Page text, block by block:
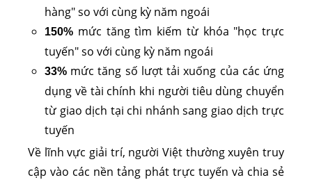
hàng" so với cùng kỳ năm ngoái
150% mức tăng tìm kiếm từ khóa "học trực
tuyến" so với cùng kỳ năm ngoái
33% mức tăng số lượt tải xuống của các ứng
dụng về tài chính khi người tiêu dùng chuyển
từ giao dịch tại chi nhánh sang giao dịch trực
tuyến
Về lĩnh vực giải trí, người Việt thường xuyên truy
cập vào các nền tảng phát trực tuyến và chia sẻ